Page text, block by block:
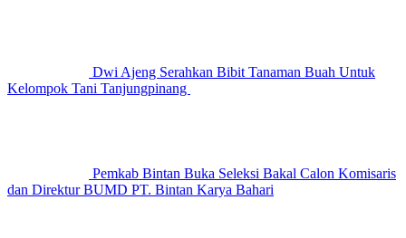
Dwi Ajeng Serahkan Bibit Tanaman Buah Untuk
Kelompok Tani Tanjungpinang
Pemkab Bintan Buka Seleksi Bakal Calon Komisaris
dan Direktur BUMD PT. Bintan Karya Bahari